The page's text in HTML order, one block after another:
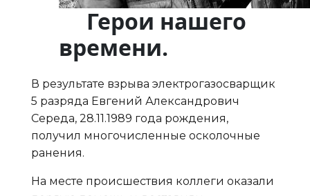
Герои нашего
времени.
В результате взрыва электрогазосварщик
5 разряда Евгений Александрович
Середа, 28.11.1989 года рождения,
получил многочисленные осколочные
ранения.
На месте происшествия коллеги оказали